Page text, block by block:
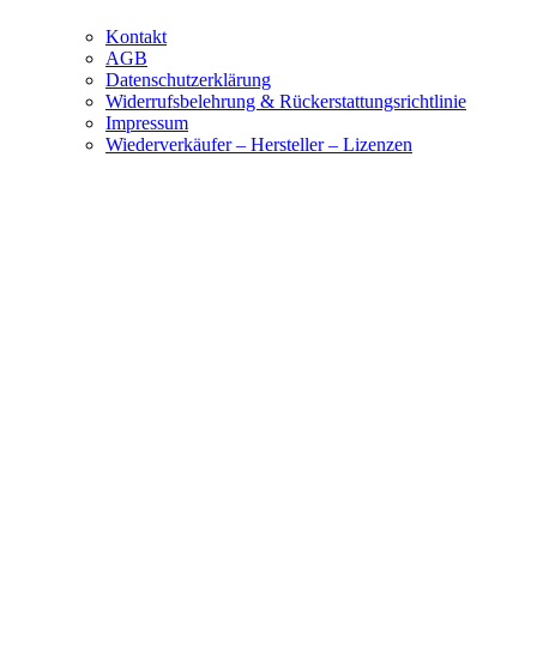
Kontakt
AGB
Datenschutzerklärung
Widerrufsbelehrung & Rückerstattungsrichtlinie
Impressum
Wiederverkäufer – Hersteller – Lizenzen